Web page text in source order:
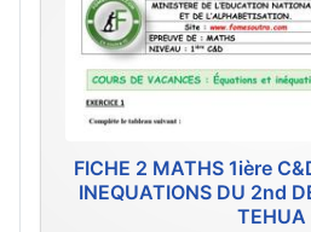
FICHE 2 MATHS 1ière
INEQUATIONS DU 2nd
TEHUA